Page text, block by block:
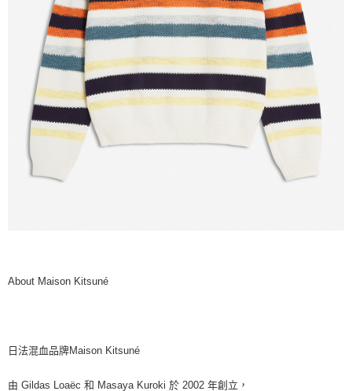
About Maison Kitsuné
日法混血品牌Maison Kitsuné
由 Gildas Loaëc 和 Masaya Kuroki 於 2002 年創立，